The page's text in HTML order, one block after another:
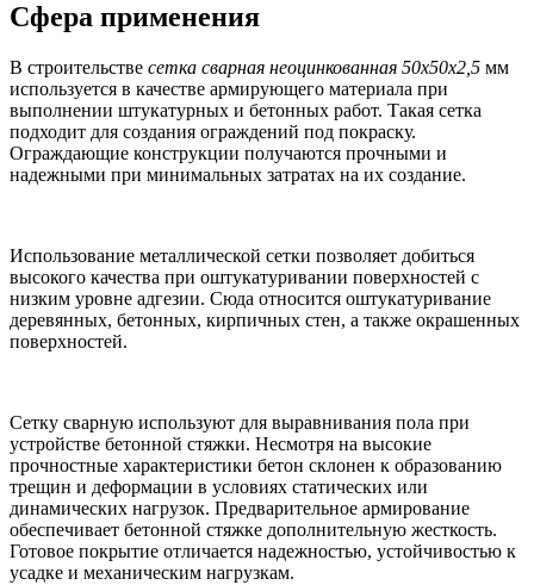
Сфера применения
В строительстве сетка сварная неоцинкованная 50х50х2,5 мм
используется в качестве армирующего материала при
выполнении штукатурных и бетонных работ. Такая сетка
подходит для создания ограждений под покраску.
Ограждающие конструкции получаются прочными и
надежными при минимальных затратах на их создание.
Использование металлической сетки позволяет добиться
высокого качества при оштукатуривании поверхностей с
низким уровне адгезии. Сюда относится оштукатуривание
деревянных, бетонных, кирпичных стен, а также окрашенных
поверхностей.
Сетку сварную используют для выравнивания пола при
устройстве бетонной стяжки. Несмотря на высокие
прочностные характеристики бетон склонен к образованию
трещин и деформации в условиях статических или
динамических нагрузок. Предварительное армирование
обеспечивает бетонной стяжке дополнительную жесткость.
Готовое покрытие отличается надежностью, устойчивостью к
усадке и механическим нагрузкам.